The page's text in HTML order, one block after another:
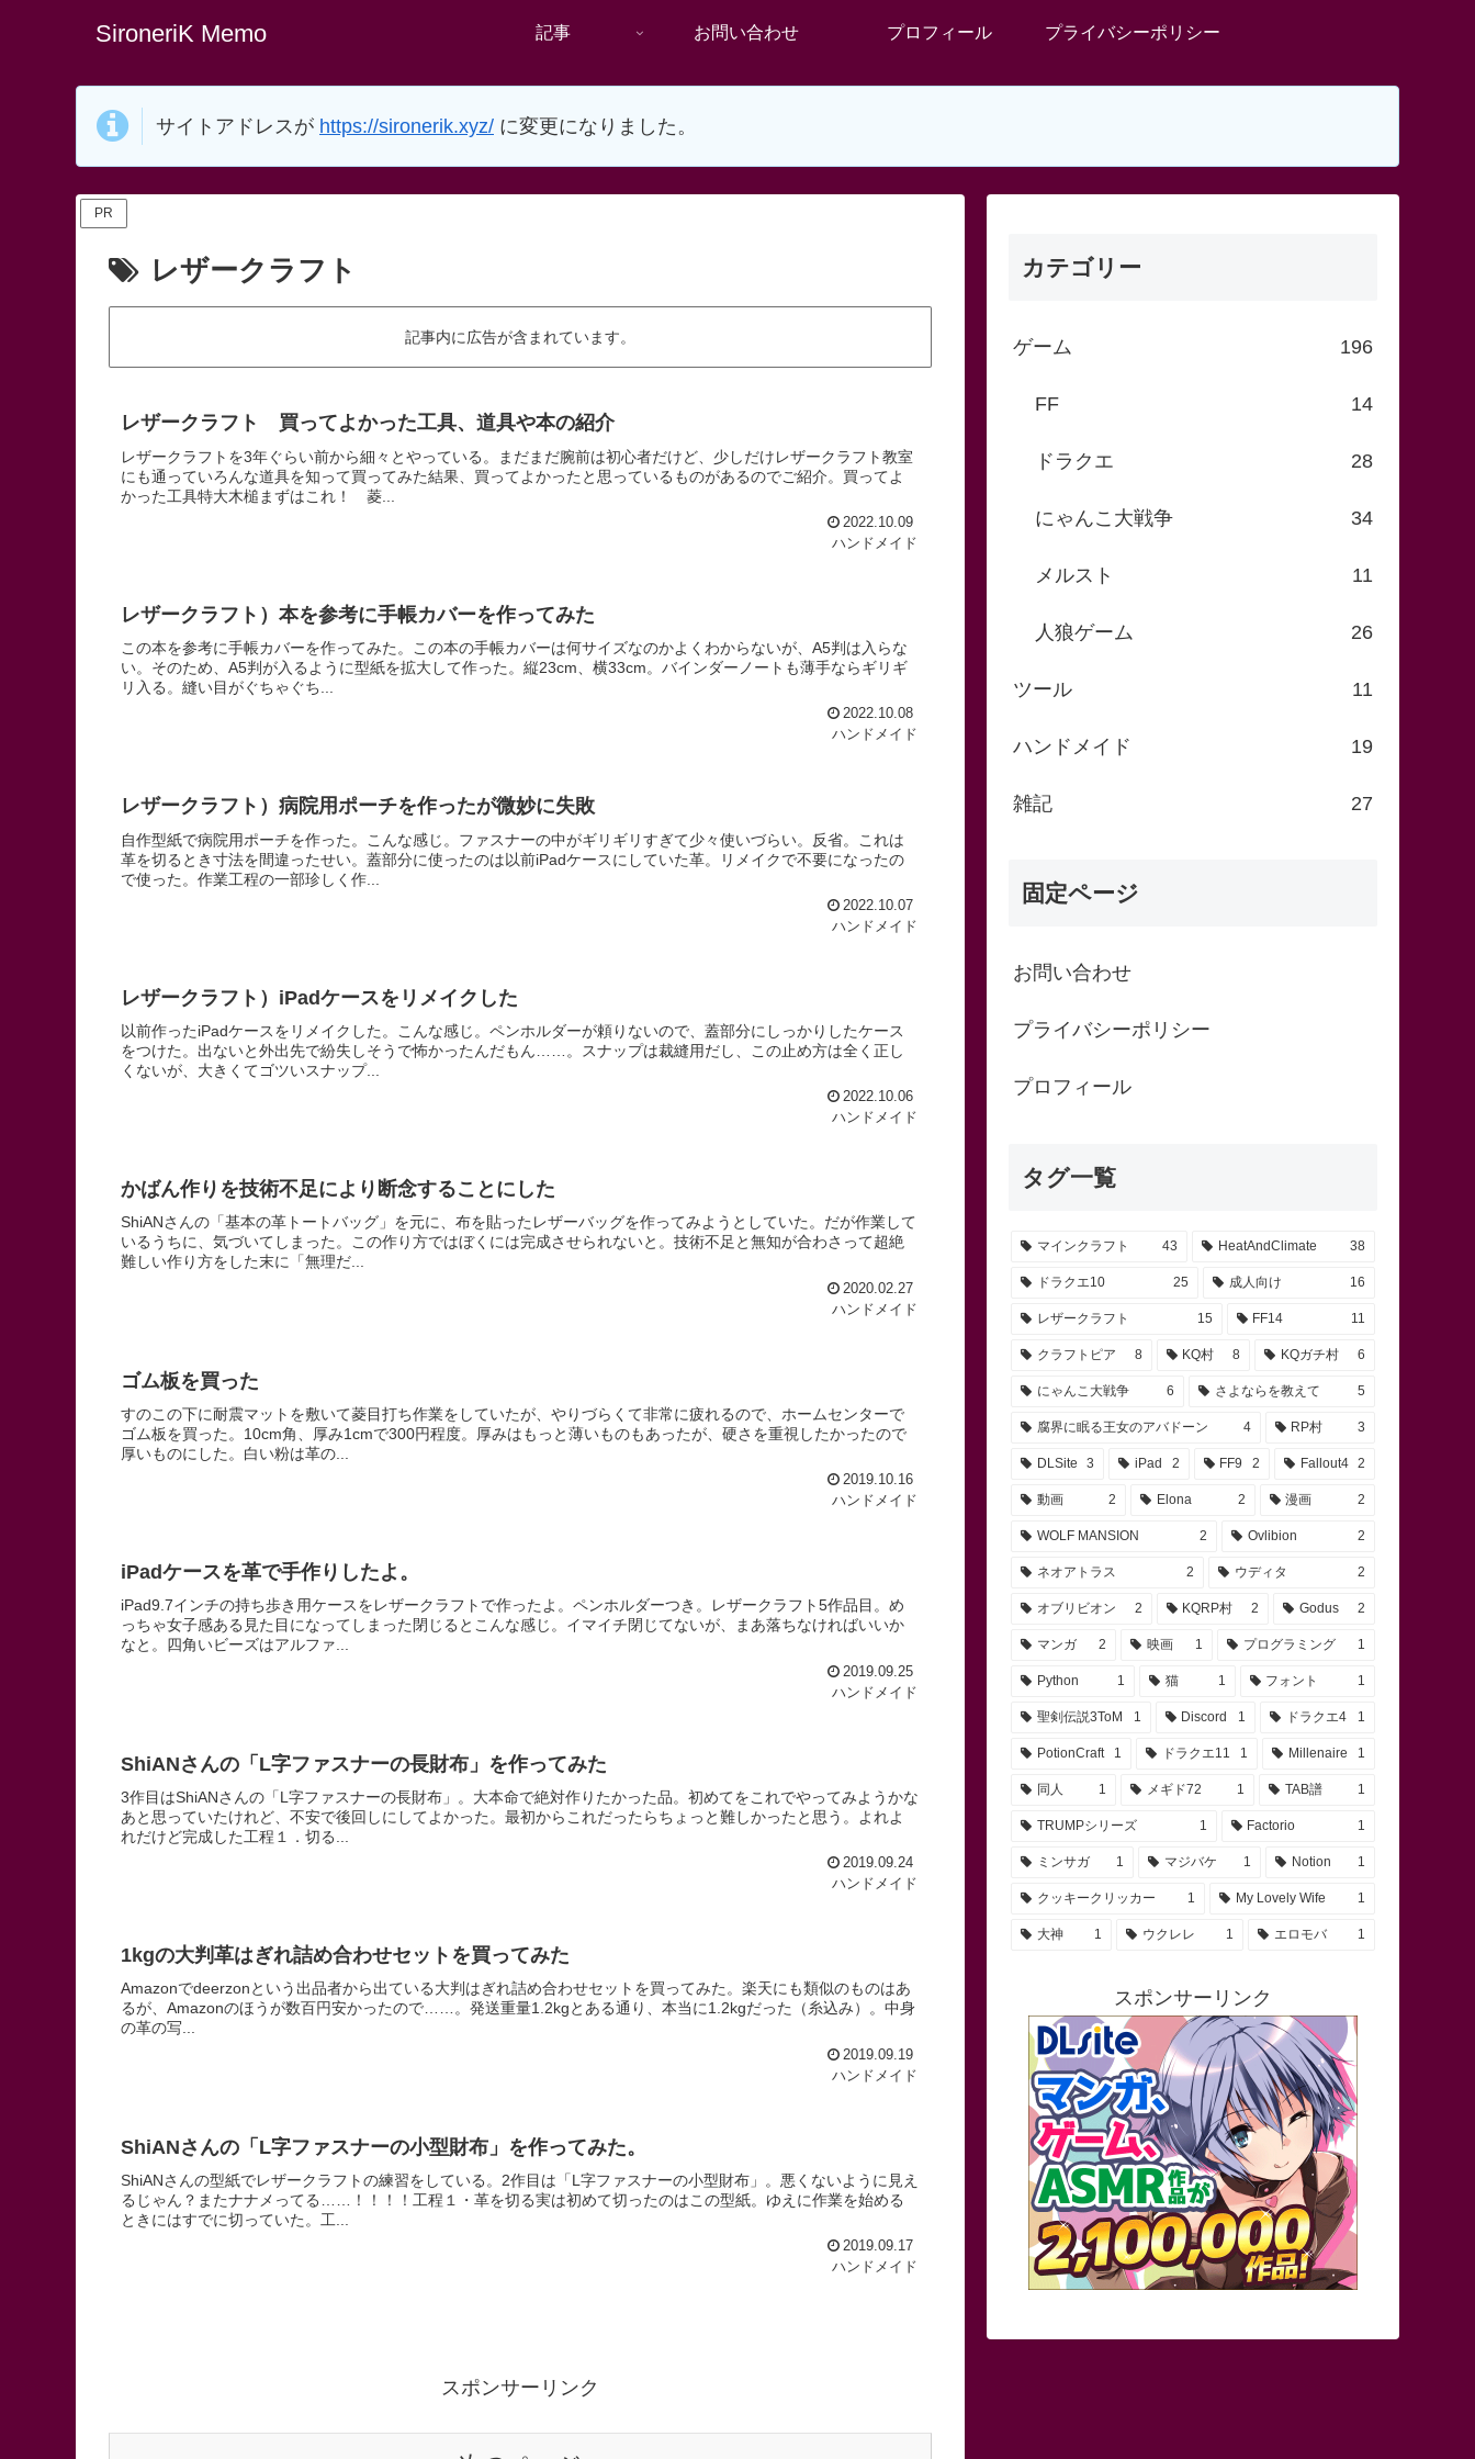
SironeriK Memo 記事 お問い合わせ プロフィール プライバシーポリシー
サイトアドレスが https://sironerik.xyz/ に変更になりました。
PR
レザークラフト
記事内に広告が含まれています。
レザークラフト 買ってよかった工具、道具や本の紹介
レザークラフトを3年ぐらい前から細々とやっている。まだまだ腕前は初心者だけど、少しだけレザークラフト教室
にも通っていろんな道具を知って買ってみた結果、買ってよかったと思っているものがあるのでご紹介。買ってよ
かった工具特大木槌まずはこれ！ 菱...
2022.10.09
ハンドメイド
レザークラフト）本を参考に手帳カバーを作ってみた
この本を参考に手帳カバーを作ってみた。この本の手帳カバーは何サイズなのかよくわからないが、A5判は入らな
い。そのため、A5判が入るように型紙を拡大して作った。縦23cm、横33cm。バインダーノートも薄手ならギリギ
リ入る。縫い目がぐちゃぐち...
2022.10.08
ハンドメイド
レザークラフト）病院用ポーチを作ったが微妙に失敗
自作型紙で病院用ポーチを作った。こんな感じ。ファスナーの中がギリギリすぎて少々使いづらい。反省。これは
革を切るとき寸法を間違ったせい。蓋部分に使ったのは以前iPadケースにしていた革。リメイクで不要になったの
で使った。作業工程の一部珍しく作...
2022.10.07
ハンドメイド
レザークラフト）iPadケースをリメイクした
以前作ったiPadケースをリメイクした。こんな感じ。ペンホルダーが頼りないので、蓋部分にしっかりしたケース
をつけた。出ないと外出先で紛失しそうで怖かったんだもん……。スナップは裁縫用だし、この止め方は全く正し
くないが、大きくてゴツいスナップ...
2022.10.06
ハンドメイド
かばん作りを技術不足により断念することにした
ShiANさんの「基本の革トートバッグ」を元に、布を貼ったレザーバッグを作ってみようとしていた。だが作業して
いるうちに、気づいてしまった。この作り方ではぼくには完成させられないと。技術不足と無知が合わさって超絶
難しい作り方をした末に「無理だ...
2020.02.27
ハンドメイド
ゴム板を買った
すのこの下に耐震マットを敷いて菱目打ち作業をしていたが、やりづらくて非常に疲れるので、ホームセンターで
ゴム板を買った。10cm角、厚み1cmで300円程度。厚みはもっと薄いものもあったが、硬さを重視したかったので
厚いものにした。白い粉は革の...
2019.10.16
ハンドメイド
iPadケースを革で手作りしたよ。
iPad9.7インチの持ち歩き用ケースをレザークラフトで作ったよ。ペンホルダーつき。レザークラフト5作品目。め
っちゃ女子感ある見た目になってしまった閉じるとこんな感じ。イマイチ閉じてないが、まあ落ちなければいいか
なと。四角いビーズはアルファ...
2019.09.25
ハンドメイド
ShiANさんの「L字ファスナーの長財布」を作ってみた
3作目はShiANさんの「L字ファスナーの長財布」。大本命で絶対作りたかった品。初めてをこれでやってみようかな
あと思っていたけれど、不安で後回しにしてよかった。最初からこれだったらちょっと難しかったと思う。よれよ
れだけど完成した工程１．切る...
2019.09.24
ハンドメイド
1kgの大判革はぎれ詰め合わせセットを買ってみた
Amazonでdeerzonという出品者から出ている大判はぎれ詰め合わせセットを買ってみた。楽天にも類似のものはあ
るが、Amazonのほうが数百円安かったので……。発送重量1.2kgとある通り、本当に1.2kgだった（糸込み）。中身
の革の写...
2019.09.19
ハンドメイド
ShiANさんの「L字ファスナーの小型財布」を作ってみた。
ShiANさんの型紙でレザークラフトの練習をしている。2作目は「L字ファスナーの小型財布」。悪くないように見え
るじゃん？またナナメってる……！！！！工程１・革を切る実は初めて切ったのはこの型紙。ゆえに作業を始める
ときにはすでに切っていた。工...
2019.09.17
ハンドメイド
スポンサーリンク
カテゴリー
ゲーム 196
FF 14
ドラクエ 28
にゃんこ大戦争 34
メルスト 11
人狼ゲーム 26
ツール 11
ハンドメイド 19
雑記 27
固定ページ
お問い合わせ
プライバシーポリシー
プロフィール
タグ一覧
マインクラフト 43 HeatAndClimate 38
ドラクエ10 25 成人向け 16
レザークラフト 15 FF14 11
クラフトピア 8 KQ村 8 KQガチ村 6
にゃんこ大戦争 6 さよならを教えて 5
腐界に眠る王女のアバドーン 4 RP村 3
DLSite 3 iPad 2 FF9 2 Fallout4 2
動画 2 Elona 2 漫画 2
WOLF MANSION 2 Ovlibion 2
ネオアトラス 2 ウディタ 2
オブリビオン 2 KQRP村 2 Godus 2
マンガ 2 映画 1 プログラミング 1
Python 1 猫 1 フォント 1
聖剣伝説3ToM 1 Discord 1 ドラクエ4 1
PotionCraft 1 ドラクエ11 1 Millenaire 1
同人 1 メギド72 1 TAB譜 1
TRUMPシリーズ 1 Factorio 1
ミンサガ 1 マジバケ 1 Notion 1
クッキークリッカー 1 My Lovely Wife 1
大神 1 ウクレレ 1 エロモバ 1
スポンサーリンク